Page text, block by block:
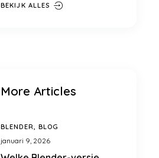
BEKIJK ALLES
More Articles
BLENDER BLOG
januari 9, 2026